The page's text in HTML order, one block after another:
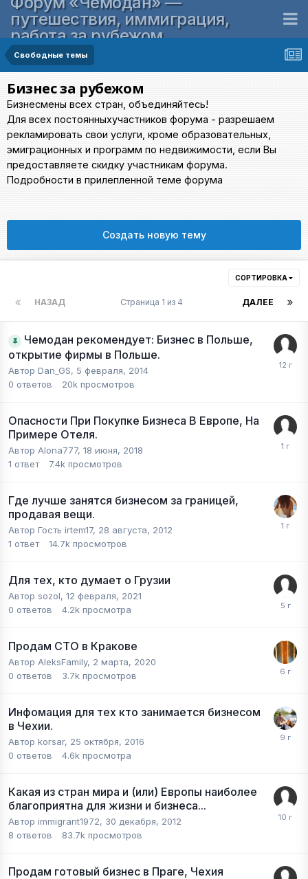
путешествия, иммиграция,
работа за рубежом
Свободные темы
Бизнес за рубежом
Бизнесмены всех стран, объединяйтесь!
Для всех постоянныхучастников форума - разрешаем
рекламировать свои услуги, кроме образовательных,
эмиграционных и программ по недвижимости, если Вы
предоставляете скидку участникам форума.
Подробности в прилепленной теме форума
Создать новую тему
СОРТИРОВКА
НАЗАД ДАЛЕЕ
Страница 1 из 4
Чемодан рекомендует: Бизнес в Польше,
открытие фирмы в Польше.
Автор Dan_GS, 5 февраля, 2014
0 ответов 20k просмотров
Опасности При Покупке Бизнеса В Европе, На
Примере Отеля.
Автор Alona777, 18 июня, 2018
1 ответ 7.4k просмотров
Где лучше занятся бизнесом за границей,
продавая вещи.
Автор Гость irtem17, 28 августа, 2012
1 ответ 14.7k просмотров
Для тех, кто думает о Грузии
Автор sozol, 12 февраля, 2021
0 ответов 4.2k просмотра
Продам СТО в Кракове
Автор AleksFamily, 2 марта, 2020
0 ответов 3.7k просмотров
Инфомация для тех кто занимается бизнесом
в Чехии.
Автор korsar, 25 октября, 2016
0 ответов 4.6k просмотра
Какая из стран мира и (или) Европы наиболее
благоприятна для жизни и бизнеса...
Автор immigrant1972, 30 декабря, 2012
8 ответов 83.7k просмотров
Продам готовый бизнес в Праге, Чехия